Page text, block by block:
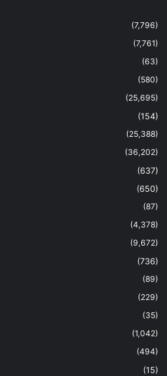
(7,796)
(7,761)
(63)
(580)
(25,695)
(154)
(25,388)
(36,202)
(637)
(650)
(87)
(4,378)
(9,672)
(736)
(89)
(229)
(35)
(1,042)
(494)
(15)